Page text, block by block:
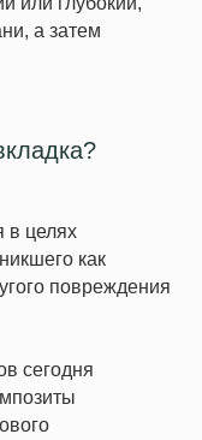
а затем
в целях
как
повреждения
сегодня